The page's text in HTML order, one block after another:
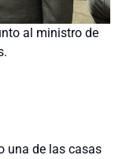
al ministro de
una de las casas